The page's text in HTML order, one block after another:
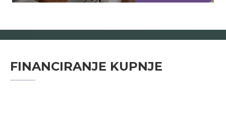
FINANCIRANJE KUPNJE